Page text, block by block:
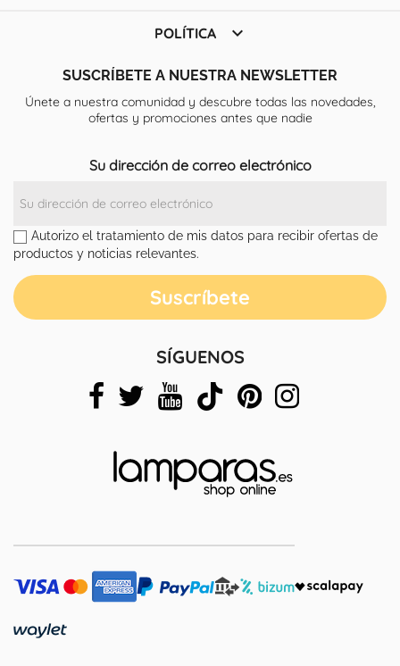
POLÍTICA 
SUSCRÍBETE A NUESTRA NEWSLETTER
Únete a nuestra comunidad y descubre todas las novedades,
ofertas y promociones antes que nadie
Su dirección de correo electrónico
Autorizo el tratamiento de mis datos para recibir ofertas de
productos y noticias relevantes.
SÍGUENOS